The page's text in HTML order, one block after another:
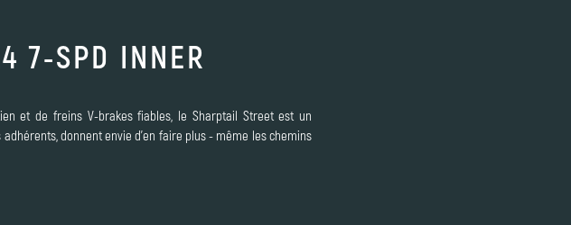
7-SPD INNER
et de freins V-brakes fiables, le Sharptail Street est un
donnent envie d'en faire plus - même les chemins